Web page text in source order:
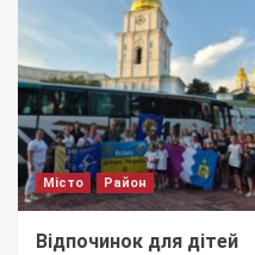
Місто Район
Відпочинок для дітей